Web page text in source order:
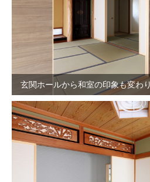
玄関ホールから和室の印象も変わ